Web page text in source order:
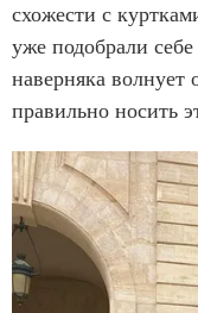
схожести с
уже подобрали
наверняка волнует
правильно носить